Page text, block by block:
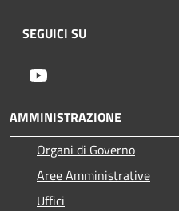
SEGUICI SU
AMMINISTRAZIONE
Organi di Governo
Aree Amministrative
Uffici